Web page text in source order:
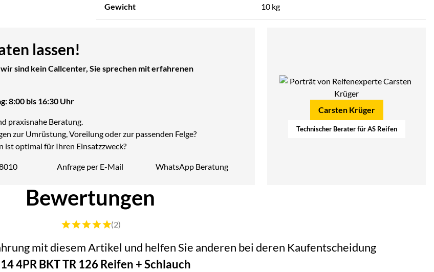
Gewicht 10 kg
lassen!
wir sind kein Callcenter, Sie sprechen mit erfahrenen
8:00 bis 16:30 Uhr
praxisnahe Beratung.
zur Umrüstung, Voreilung oder zur passenden Felge?
ist optimal für Ihren Einsatzzweck?
Anfrage per E-Mail WhatsApp Beratung
Carsten Krüger
Technischer Berater für AS Reifen
Bewertungen
Bewertung: 5 von 5 (2 Bewertungen)
(2)
mit diesem Artikel und helfen Sie anderen bei deren Kaufentscheidung
4PR BKT TR 126 Reifen + Schlauch